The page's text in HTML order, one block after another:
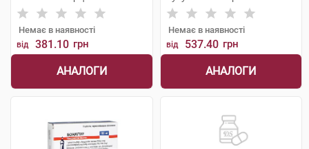
Немає в наявності
від 381.10 грн
АНАЛОГИ
Немає в наявності
від 537.40 грн
АНАЛОГИ